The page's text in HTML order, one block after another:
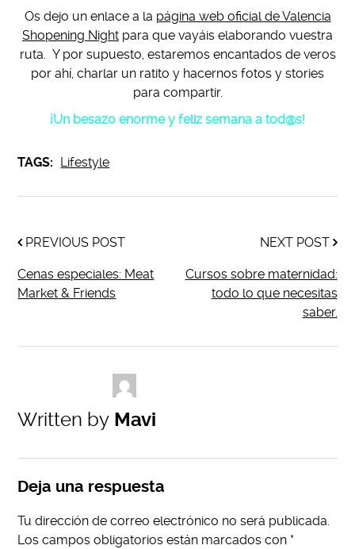
Os dejo un enlace a la página web oficial de Valencia
Shopening Night para que vayáis elaborando vuestra
ruta. Y por supuesto, estaremos encantados de veros
por ahí, charlar un ratito y hacernos fotos y stories
para compartir.
¡Un besazo enorme y feliz semana a tod@s!
TAGS: Lifestyle
PREVIOUS POST
Cenas especiales: Meat
Market & Friends
NEXT POST
Cursos sobre maternidad:
todo lo que necesitas
saber.
Written by Mavi
Deja una respuesta
Tu dirección de correo electrónico no será publicada.
Los campos obligatorios están marcados con *